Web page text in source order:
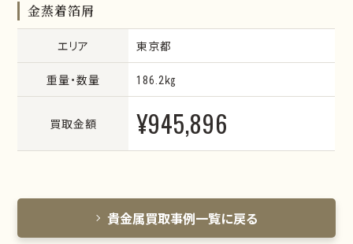
金蒸着箔屑
エリア 東京都
重量・数量 186.2㎏
買取金額 ¥945,896
貴金属買取事例一覧に戻る